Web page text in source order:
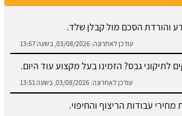
לתיקוני גבס? הזמינו בעל מקצוע עוד היום.
עודכן לאחרונה:03/08/2026, בשעה 13:51
מחירי עבודות הריצוף והחיפוי.
עודכן לאחרונה: 03/08/2026, בשעה 13:43
למינציה? כל הסוגים כאן.